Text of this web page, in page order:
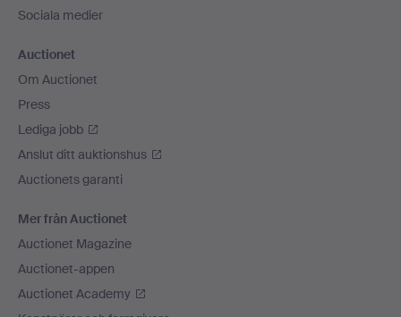
Sociala medier
Auctionet
Om Auctionet
Press
Lediga jobb
Anslut ditt auktionshus
Auctionets garanti
Mer från Auctionet
Auctionet Magazine
Auctionet-appen
Auctionet Academy